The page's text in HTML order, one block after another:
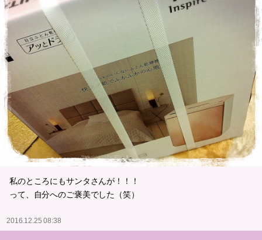
私のところにもサンタさんが！！！
って、自分へのご褒美でした（笑）
2016.12.25 08:38